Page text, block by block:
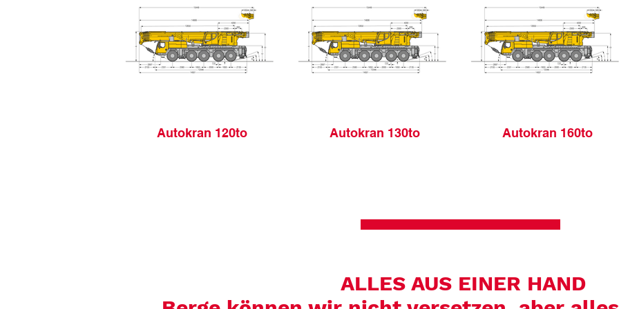
Autokran 120to Autokran 130to Autokran 160to
ALLES AUS EINER HAND